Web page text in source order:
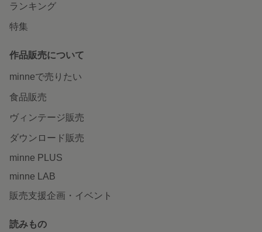
ランキング
特集
作品販売について
minneで売りたい
食品販売
ヴィンテージ販売
ダウンロード販売
minne PLUS
minne LAB
販売支援企画・イベント
読みもの